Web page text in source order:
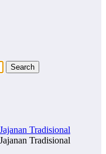
Tradisional
Tradisional